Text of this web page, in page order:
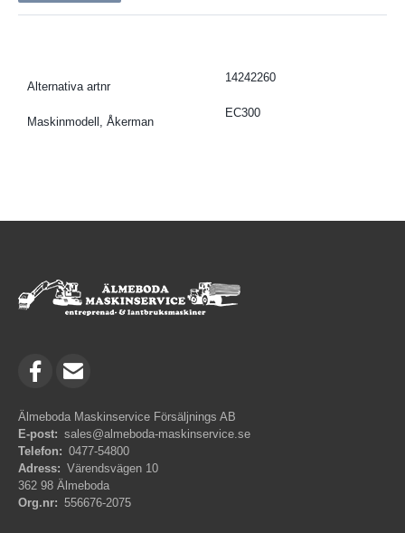
Alternativa artnr
14242260
Maskinmodell, Åkerman
EC300
Älmeboda Maskinservice Försäljnings AB
E-post: sales@almeboda-maskinservice.se
Telefon: 0477-54800
Adress: Värendsvägen 10
362 98 Älmeboda
Org.nr: 556676-2075